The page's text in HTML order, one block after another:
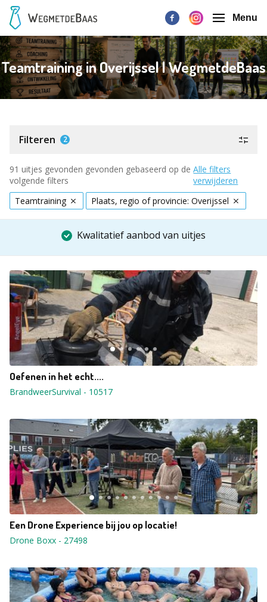
Menu
Teamtraining in Overijssel | WegmetdeBaas
Filteren 2
91 uitjes gevonden gevonden gebaseerd op de
volgende filters
Alle filters
verwijderen
Teamtraining
Plaats, regio of provincie: Overijssel
Kwalitatief aanbod van uitjes
Oefenen in het echt....
BrandweerSurvival - 10517
Een Drone Experience bij jou op locatie!
Drone Boxx - 27498